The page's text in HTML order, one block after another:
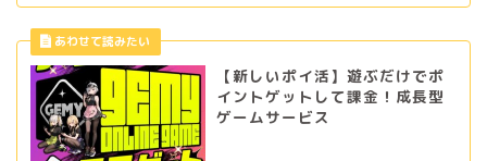
【新しいポイ活】遊ぶだけでポ
イントゲットして課金！成長型
ゲームサービス